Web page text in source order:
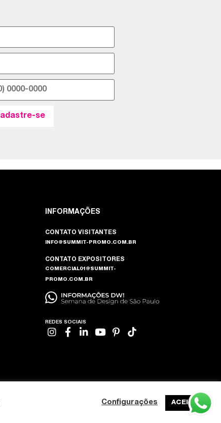
INFORMAÇÕES
CONTATO VISITANTES
INFO@SUMMIT-PROMO.COM.BR
CONTATO EXPOSITORES
COMERCIAL01@SUMMIT-
PROMO.COM.BR
REDES SOCIAIS
Configurações ACEITAR